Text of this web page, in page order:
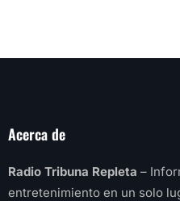
Acerca de
Radio Tribuna Repleta –
entretenimiento en un solo